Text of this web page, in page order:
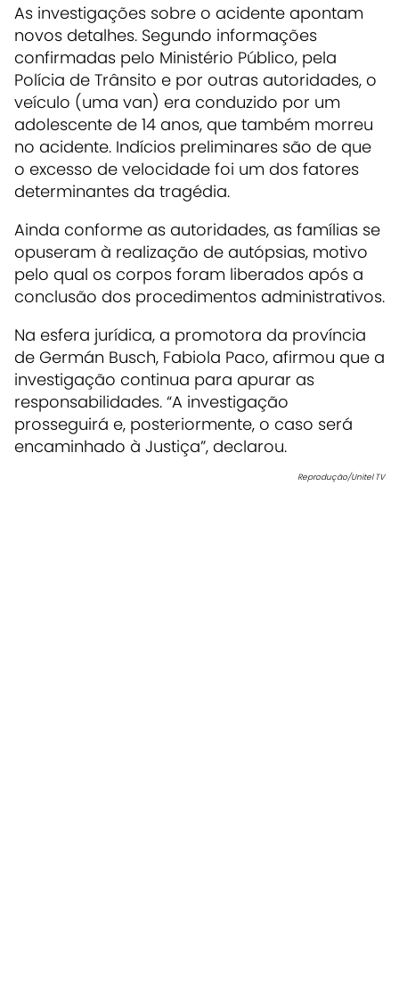
As investigações sobre o acidente apontam
novos detalhes. Segundo informações
confirmadas pelo Ministério Público, pela
Polícia de Trânsito e por outras autoridades, o
veículo (uma van) era conduzido por um
adolescente de 14 anos, que também morreu
no acidente. Indícios preliminares são de que
o excesso de velocidade foi um dos fatores
determinantes da tragédia.
Ainda conforme as autoridades, as famílias se
opuseram à realização de autópsias, motivo
pelo qual os corpos foram liberados após a
conclusão dos procedimentos administrativos.
Na esfera jurídica, a promotora da província
de Germán Busch, Fabiola Paco, afirmou que a
investigação continua para apurar as
responsabilidades. “A investigação
prosseguirá e, posteriormente, o caso será
encaminhado à Justiça”, declarou.
Reprodução/Unitel TV